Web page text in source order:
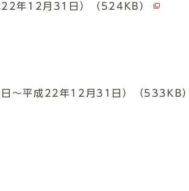
年12月31日）（524KB）
～平成22年12月31日）（533KB）